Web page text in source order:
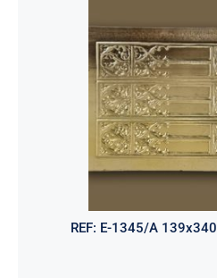
REF: E-1345/A 139x340